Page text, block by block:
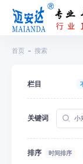
首页 搜索
栏目
关键词
排序 时间排序